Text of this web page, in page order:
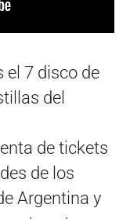
el 7 disco de
del
de tickets
de los
Argentina y